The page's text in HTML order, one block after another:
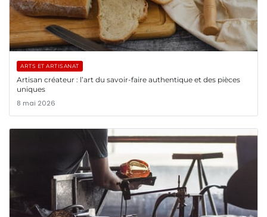
ARTS ET ARTISANAT
Artisan créateur : l’art du savoir-faire authentique et des pièces
uniques
8 mai 2026